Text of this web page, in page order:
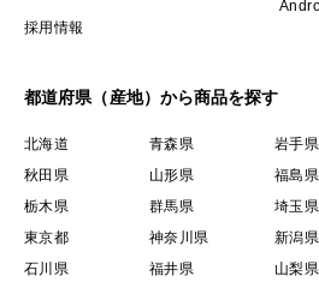
採用情報
都道府県（産地）から商品を探す
北海道 青森県 岩手県
秋田県
山形県 福島県
栃木県
群馬県 埼玉県
東京都
神奈川県 新潟県
石川県
福井県 山梨県